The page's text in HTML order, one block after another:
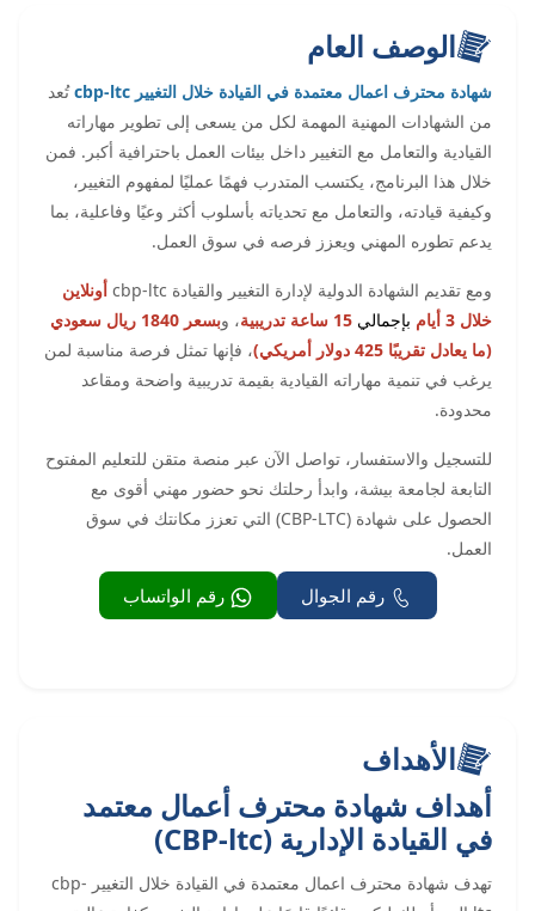
الوصف العام
شهادة محترف اعمال معتمدة في القيادة خلال التغيير cbp-ltc
تُعد
من الشهادات المهنية المهمة لكل من يسعى إلى تطوير مهاراته
القيادية والتعامل مع التغيير داخل بيئات العمل باحترافية أكبر. فمن
خلال هذا البرنامج، يكتسب المتدرب فهمًا عمليًا لمفهوم التغيير،
وكيفية قيادته، والتعامل مع تحدياته بأسلوب أكثر وعيًا وفاعلية، بما
يدعم تطوره المهني ويعزز فرصه في سوق العمل.
ومع تقديم الشهادة الدولية لإدارة التغيير والقيادة cbp-ltc
أونلاين
خلال 3 أيام
بإجمالي ، و
بسعر 1840 ريال سعودي
(ما يعادل تقريبًا 425 دولار أمريكي)
، فإنها تمثل فرصة مناسبة لمن
يرغب في تنمية مهاراته القيادية بقيمة تدريبية واضحة ومقاعد
محدودة.
للتسجيل والاستفسار، تواصل الآن عبر منصة متقن للتعليم المفتوح
التابعة لجامعة بيشة، وابدأ رحلتك نحو حضور مهني أقوى مع
الحصول على شهادة (CBP-LTC) التي تعزز مكانتك في سوق
العمل.
رقم الجوال رقم الواتساب
الأهداف
أهداف شهادة محترف أعمال معتمد
في القيادة الإدارية (CBP-ltc)
تهدف شهادة محترف اعمال معتمدة في القيادة خلال التغيير cbp-